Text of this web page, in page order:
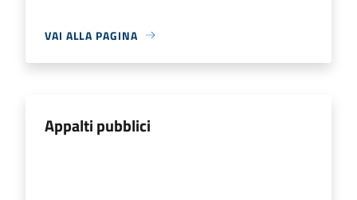
VAI ALLA PAGINA
Appalti pubblici